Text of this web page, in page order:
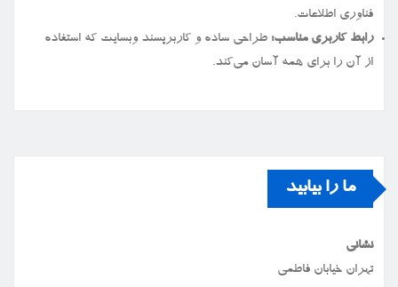
فناوری اطلاعات.
رابط کاربری مناسب: طراحی ساده و کاربرپسند وبسایت که استفاده
از آن را برای همه آسان می‌کند.
ما را بیابید
نشانی
تهران خیابان فاطمی